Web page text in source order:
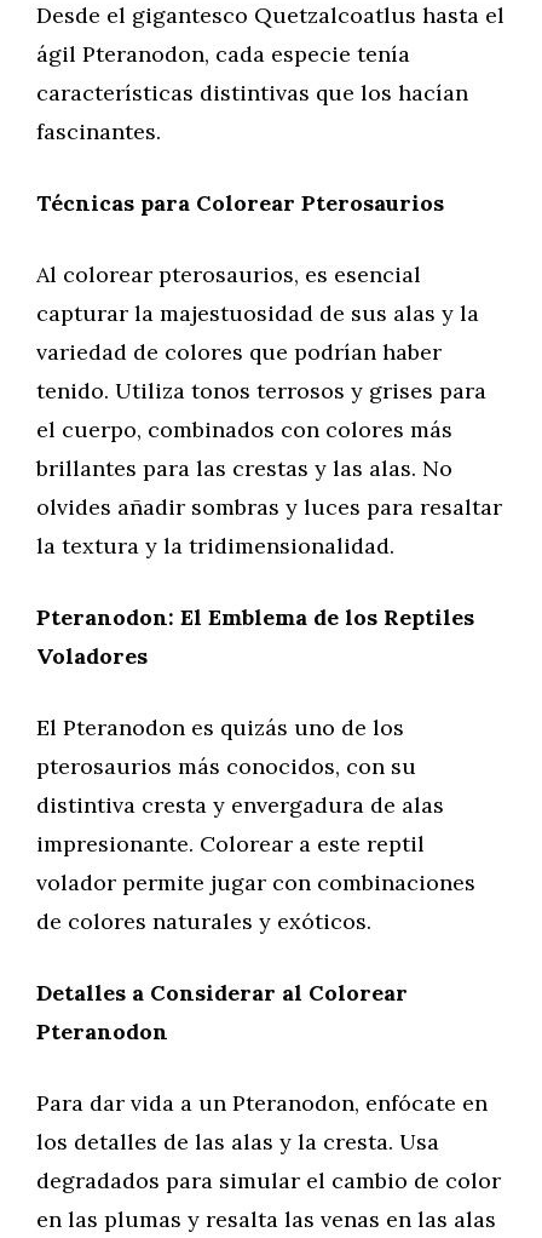
Desde el gigantesco Quetzalcoatlus hasta el
ágil Pteranodon, cada especie tenía
características distintivas que los hacían
fascinantes.
Técnicas para Colorear Pterosaurios
Al colorear pterosaurios, es esencial
capturar la majestuosidad de sus alas y la
variedad de colores que podrían haber
tenido. Utiliza tonos terrosos y grises para
el cuerpo, combinados con colores más
brillantes para las crestas y las alas. No
olvides añadir sombras y luces para resaltar
la textura y la tridimensionalidad.
Pteranodon: El Emblema de los Reptiles
Voladores
El Pteranodon es quizás uno de los
pterosaurios más conocidos, con su
distintiva cresta y envergadura de alas
impresionante. Colorear a este reptil
volador permite jugar con combinaciones
de colores naturales y exóticos.
Detalles a Considerar al Colorear
Pteranodon
Para dar vida a un Pteranodon, enfócate en
los detalles de las alas y la cresta. Usa
degradados para simular el cambio de color
en las plumas y resalta las venas en las alas